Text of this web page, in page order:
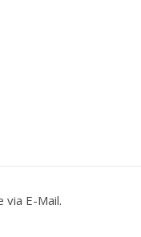
via E-Mail.